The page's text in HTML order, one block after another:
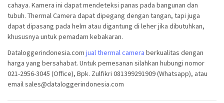
cahaya. Kamera ini dapat mendeteksi panas pada bangunan dan
tubuh. Thermal Camera dapat dipegang dengan tangan, tapi juga
dapat dipasang pada helm atau digantung di leher jika dibutuhkan,
khususnya untuk pemadam kebakaran.
Dataloggerindonesia.com jual thermal camera berkualitas dengan
harga yang bersahabat. Untuk pemesanan silahkan hubungi nomor
021-2956-3045 (Office), Bpk. Zulfikri 081399291909 (Whatsapp), atau
email sales@dataloggerindonesia.com